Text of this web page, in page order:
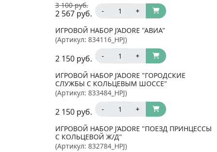
3 100руб.
2 567 руб. - +
ИГРОВОЙ НАБОР J’ADORE "АВИА"
(Артикул: 834116_HPJ)
2 150 руб. - +
ИГРОВОЙ НАБОР J’ADORE "ГОРОДСКИЕ
СЛУЖБЫ С КОЛЬЦЕВЫМ ШОССЕ"
(Артикул: 833484_HPJ)
2 150 руб. - +
ИГРОВОЙ НАБОР J’ADORE "ПОЕЗД ПРИНЦЕССЫ
С КОЛЬЦЕВОЙ Ж/Д"
(Артикул: 832784_HPJ)